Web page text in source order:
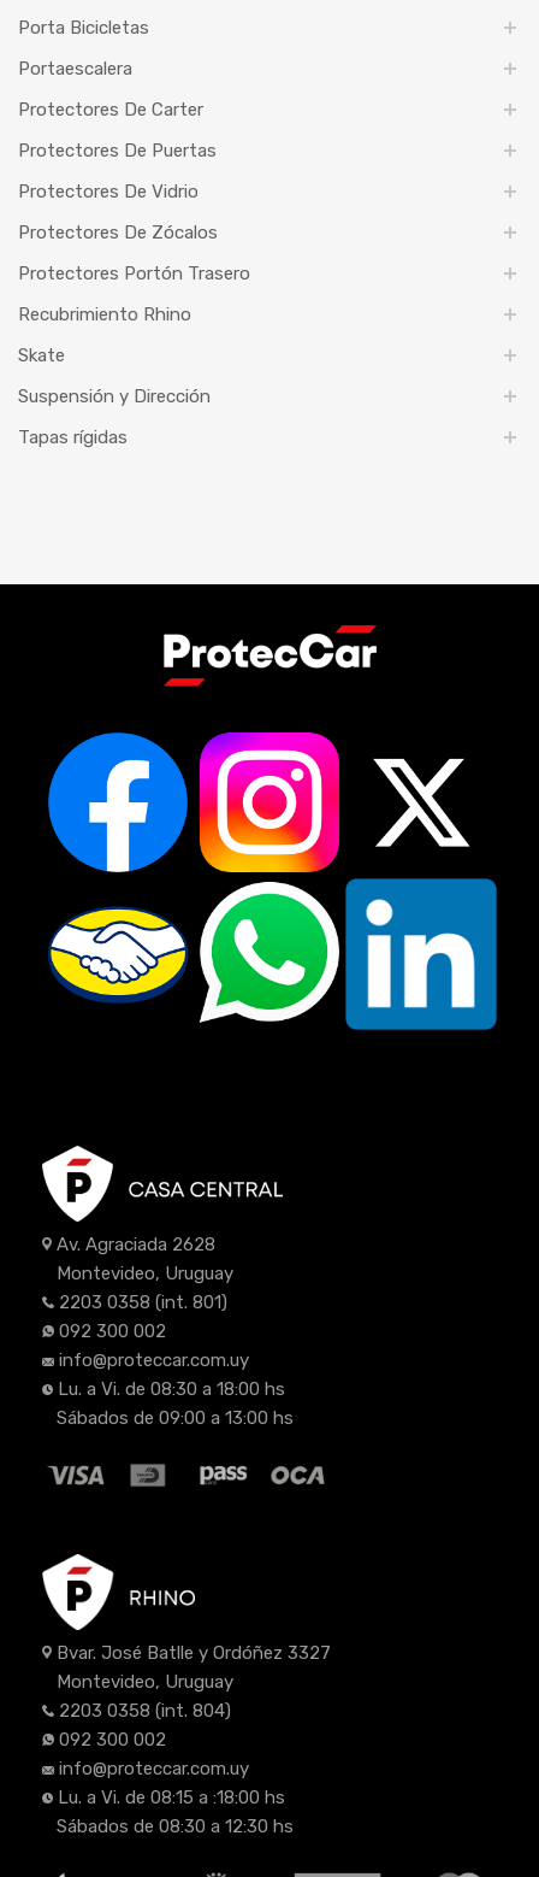
Porta Bicicletas
Portaescalera
Protectores De Carter
Protectores De Puertas
Protectores De Vidrio
Protectores De Zócalos
Protectores Portón Trasero
Recubrimiento Rhino
Skate
Suspensión y Dirección
Tapas rígidas
Av. Agraciada 2628
Montevideo, Uruguay
2203 0358 (int. 801)
092 300 002
info@proteccar.com.uy
Lu. a Vi. de 08:30 a 18:00 hs
Sábados de 09:00 a 13:00 hs
Bvar. José Batlle y Ordóñez 3327
Montevideo, Uruguay
2203 0358 (int. 804)
092 300 002
info@proteccar.com.uy
Lu. a Vi. de 08:15 a :18:00 hs
Sábados de 08:30 a 12:30 hs